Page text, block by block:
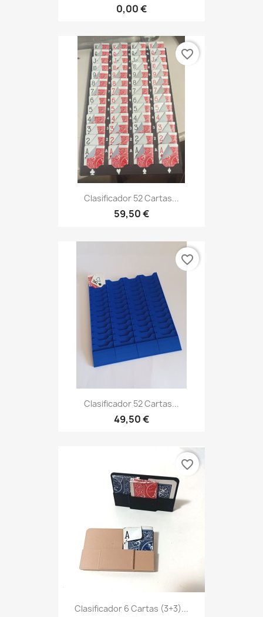
0,00 €
Clasificador 52 Cartas...
59,50 €
favorite_border
Clasificador 52 Cartas...
49,50 €
favorite_border
Clasificador 6 Cartas (3+3)...
favorite_border